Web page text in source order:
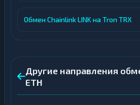
Обмен Chainlink LINK на Tron TRX
Другие направления
ETH